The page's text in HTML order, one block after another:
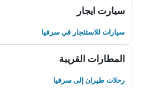
سيارت ايجار
سيارات للاستئجار في سرفيا
المطارات القريبة
رحلات طيران إلى سرفيا